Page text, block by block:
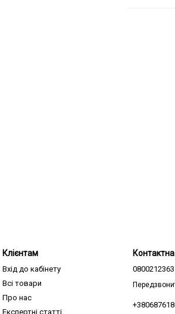
Клієнтам
Вхід до кабінету
Всі товари
Про нас
Експертні статті
0800212363